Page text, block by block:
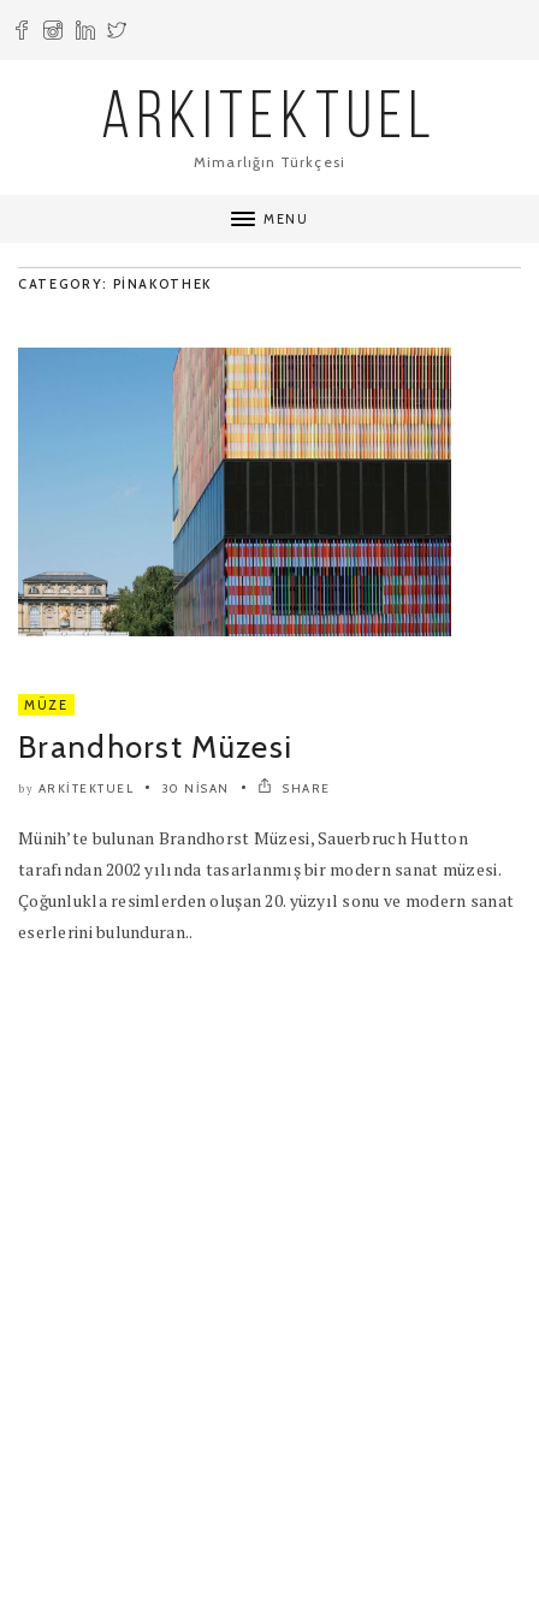
ARKITEKTUEL
Mimarlığın Türkçesi
MENU
CATEGORY: PINAKOTHEK
MÜZE
Brandhorst Müzesi
by ARKITEKTUEL 30 NISAN SHARE
Münih’te bulunan Brandhorst Müzesi, Sauerbruch Hutton
tarafından 2002 yılında tasarlanmış bir modern sanat müzesi.
Çoğunlukla resimlerden oluşan 20. yüzyıl sonu ve modern sanat
eserlerini bulunduran..